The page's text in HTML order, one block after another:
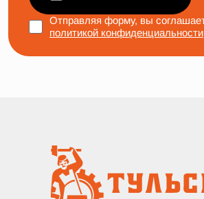
Отправляя форму, вы
политикой конфиденциальности